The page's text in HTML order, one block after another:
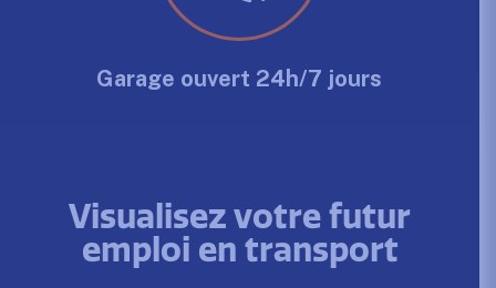
Garage ouvert 24h/7 jours
Visualisez votre futur
emploi en transport